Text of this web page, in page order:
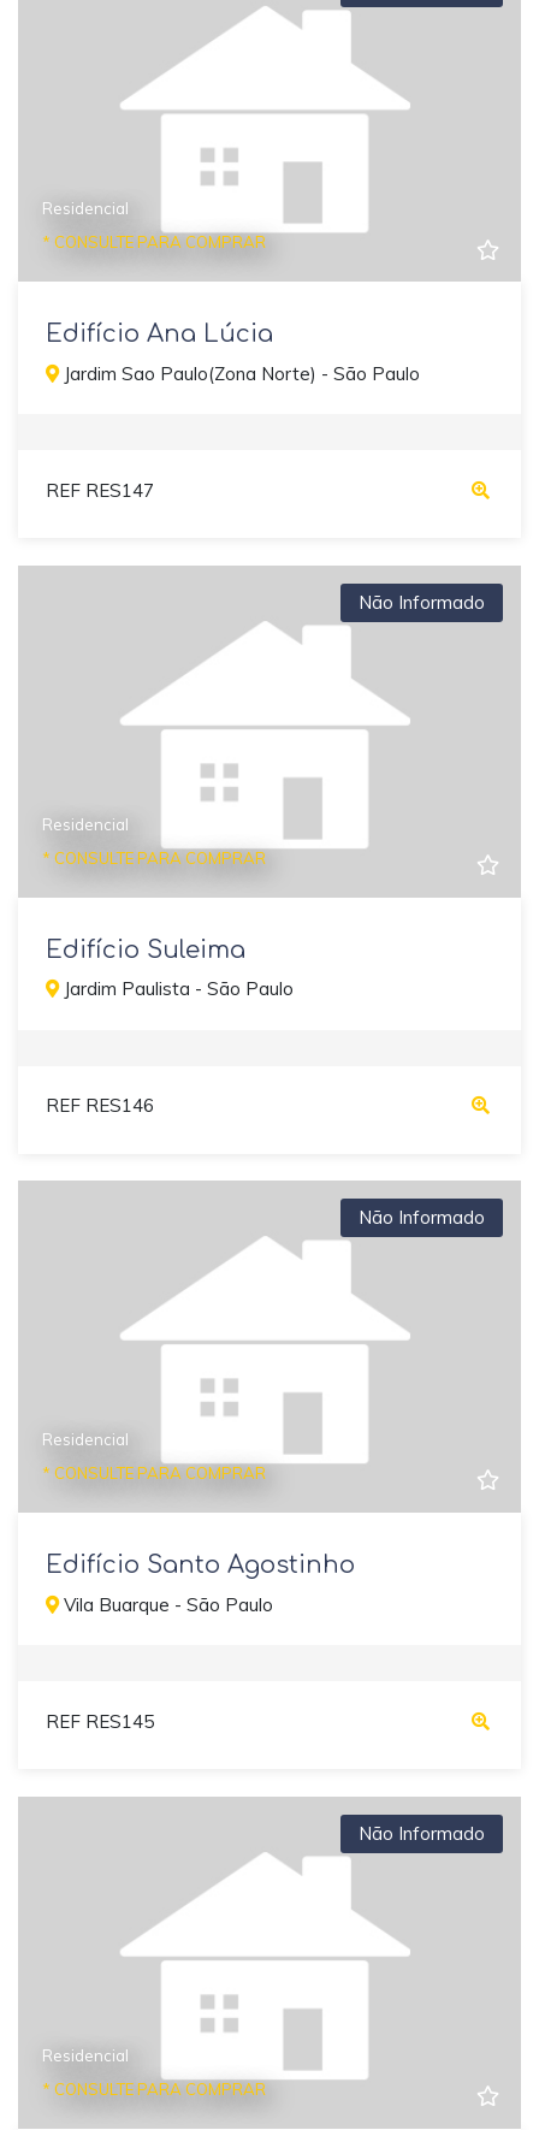
Residencial
* CONSULTE PARA COMPRAR
Edifício Ana Lúcia
Jardim Sao Paulo(Zona Norte) - São Paulo
REF RES147
Não Informado
Residencial
* CONSULTE PARA COMPRAR
Edifício Suleima
Jardim Paulista - São Paulo
REF RES146
Não Informado
Residencial
* CONSULTE PARA COMPRAR
Edifício Santo Agostinho
Vila Buarque - São Paulo
REF RES145
Não Informado
Residencial
* CONSULTE PARA COMPRAR